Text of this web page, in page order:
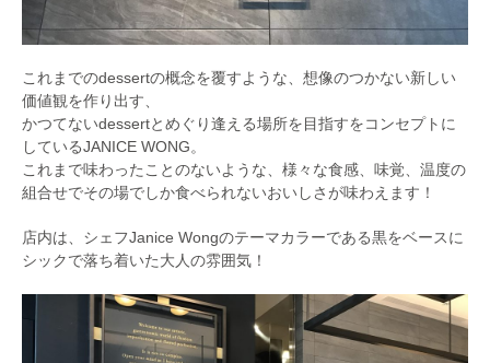
これまでのdessertの概念を覆すような、想像のつかない新しい
価値観を作り出す、
かつてないdessertとめぐり逢える場所を目指すをコンセプトに
しているJANICE WONG。
これまで味わったことのないような、様々な食感、味覚、温度の
組合せでその場でしか食べられないおいしさが味わえます！
店内は、シェフJanice Wongのテーマカラーである黒をベースに
シックで落ち着いた大人の雰囲気！